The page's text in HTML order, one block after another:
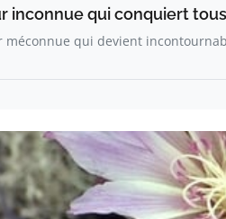
inconnue qui conquiert
méconnue qui devient